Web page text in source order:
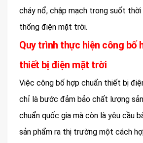
cháy nổ, chập mạch trong suốt thời
thống điện mặt trời.
Quy trình thực hiện công bố
thiết bị điện mặt trời
Việc công bố hợp chuẩn thiết bị
chỉ là bước đảm bảo chất lượng
chuẩn quốc gia mà còn là yêu cầu
sản phẩm ra thị trường một cách